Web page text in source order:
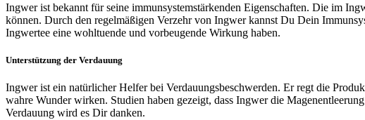
Ingwer ist bekannt für seine immunsystemstärkenden Eigenschaften. Die im
können. Durch den regelmäßigen Verzehr von Ingwer kannst Du Dein
Ingwertee eine wohltuende und vorbeugende Wirkung haben.
Unterstützung der Verdauung
Ingwer ist ein natürlicher Helfer bei Verdauungsbeschwerden. Er regt die
wahre Wunder wirken. Studien haben gezeigt, dass Ingwer die
Verdauung wird es Dir danken.